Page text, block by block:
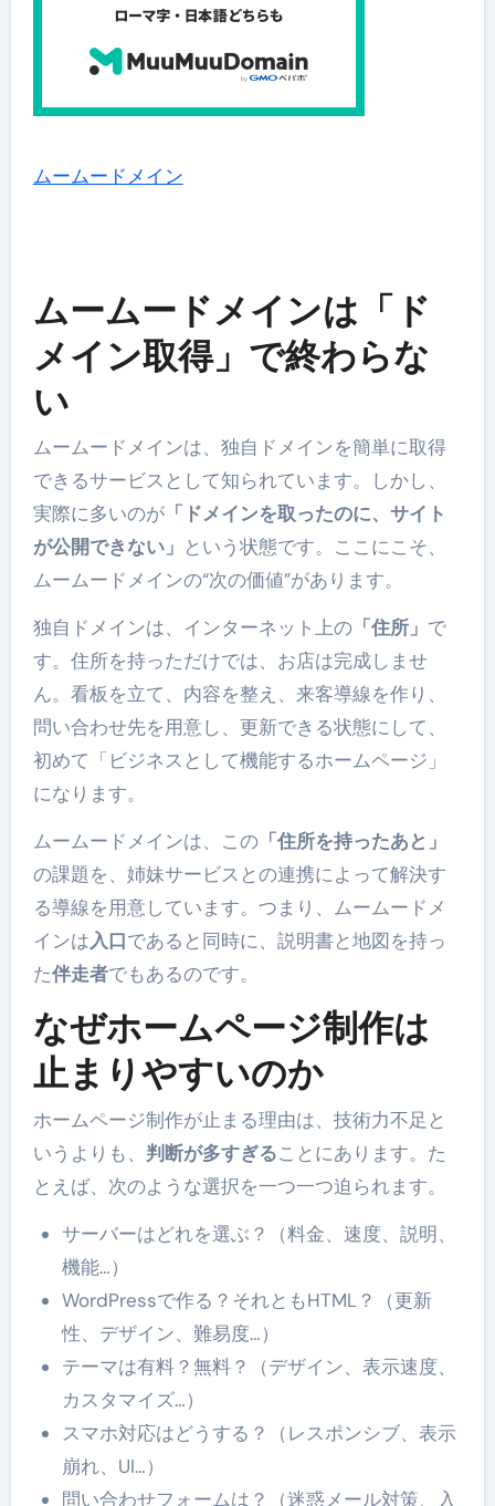
ムームードメイン
ムームードメインは「ド
メイン取得」で終わらな
い
ムームードメインは、独自ドメインを簡単に取得
できるサービスとして知られています。しかし、
実際に多いのが「ドメインを取ったのに、サイト
が公開できない」 という状態です。ここにこそ、
ムームードメインの“次の価値”があります。
独自ドメインは、インターネット上の「住所」 で
す。住所を持っただけでは、お店は完成しませ
ん。看板を立て、内容を整え、来客導線を作り、
問い合わせ先を用意し、更新できる状態にして、
初めて「ビジネスとして機能するホームページ」
になります。
ムームードメインは、この「住所を持ったあと」
の課題を、姉妹サービスとの連携によって解決す
る導線を用意しています。つまり、ムームードメ
インは入口であると同時に、説明書と地図を持っ
た伴走者でもあるのです。
なぜホームページ制作は
止まりやすいのか
ホームページ制作が止まる理由は、技術力不足と
いうよりも、 判断が多すぎることにあります。た
とえば、次のような選択を一つ一つ迫られます。
サーバーはどれを選ぶ？（料金、速度、説明、
機能…）
WordPressで作る？それともHTML？（更新
性、デザイン、難易度…）
テーマは有料？無料？（デザイン、表示速度、
カスタマイズ…）
スマホ対応はどうする？（レスポンシブ、表示
崩れ、UI…）
問い合わせフォームは？（迷惑メール対策、入